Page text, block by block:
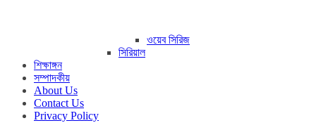
ওয়েব সিরিজ
সিরিয়াল
শিক্ষাঙ্গন
সম্পাদকীয়
About Us
Contact Us
Privacy Policy